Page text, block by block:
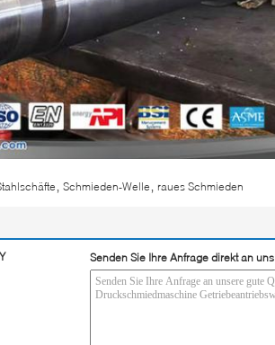
Schmieden-Welle raues Schmieden
Senden Sie Ihre Anfrage direkt an uns